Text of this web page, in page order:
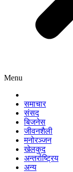
Menu
समाचार
संसद
बिजनेस
जीवनशैली
मनोरञ्जन
खेलकुद
अन्तर्राष्ट्रिय
अन्य